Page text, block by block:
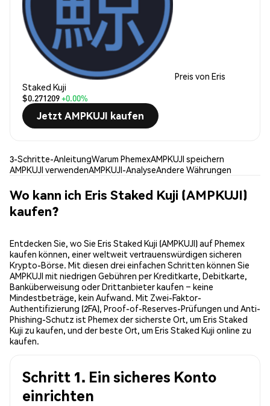
Preis von Eris
Staked Kuji
$0.271209+0.00%
Jetzt AMPKUJI kaufen
3-Schritte-AnleitungWarum PhemexAMPKUJI speichern
AMPKUJI verwendenAMPKUJI-AnalyseAndere Währungen
Wo kann ich Eris Staked Kuji (AMPKUJI)
kaufen?
Entdecken Sie, wo Sie Eris Staked Kuji (AMPKUJI) auf Phemex
kaufen können, einer weltweit vertrauenswürdigen sicheren
Krypto-Börse. Mit diesen drei einfachen Schritten können Sie
AMPKUJI mit niedrigen Gebühren per Kreditkarte, Debitkarte,
Banküberweisung oder Drittanbieter kaufen – keine
Mindestbeträge, kein Aufwand. Mit Zwei-Faktor-
Authentifizierung (2FA), Proof-of-Reserves-Prüfungen und Anti-
Phishing-Schutz ist Phemex der sicherste Ort, um Eris Staked
Kuji zu kaufen, und der beste Ort, um Eris Staked Kuji online zu
kaufen.
Schritt 1. Ein sicheres Konto
einrichten